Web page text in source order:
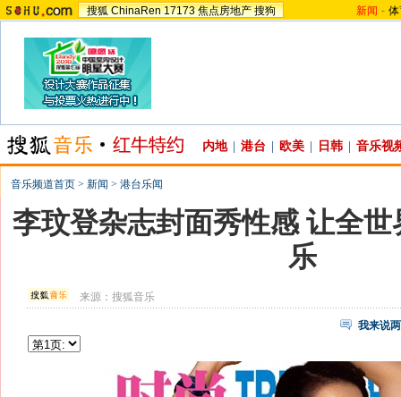
搜狐 ChinaRen 17173 焦点房地产 搜狗 新闻 -
内地 港台 欧美 日韩 音乐视
音乐频道首页 > 新闻 > 港台乐闻
李玟登杂志封面秀性感 让全
乐
来源：搜狐音乐
我来说